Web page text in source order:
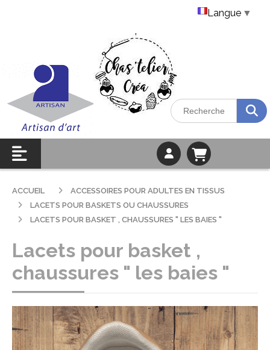
ACCUEIL
ACCESSOIRES POUR ADULTES EN TISSUS
LACETS POUR BASKETS OU CHAUSSURES
LACETS POUR BASKET , CHAUSSURES " LES BAIES "
Lacets pour basket ,
chaussures " les baies "
Langue ▼